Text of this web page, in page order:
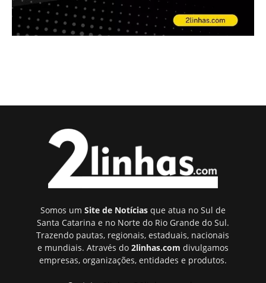
Somos um Site de Notíciasque atua no Sul de
Santa Catarina e no Norte do Rio Grande do Sul.
Trazendo pautas, regionais, estaduais, nacionais
e mundiais. Através do 2linhas.com divulgamos
empresas, organizações, entidades e produtos.